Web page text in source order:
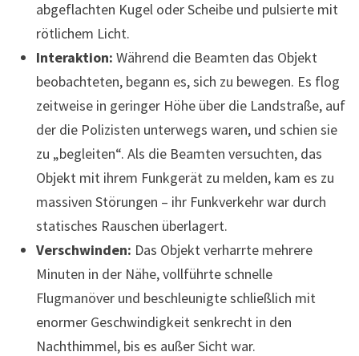
abgeflachten Kugel oder Scheibe und pulsierte mit
rötlichem Licht.
Interaktion: Während die Beamten das Objekt
beobachteten, begann es, sich zu bewegen. Es flog
zeitweise in geringer Höhe über die Landstraße, auf
der die Polizisten unterwegs waren, und schien sie
zu „begleiten“. Als die Beamten versuchten, das
Objekt mit ihrem Funkgerät zu melden, kam es zu
massiven Störungen – ihr Funkverkehr war durch
statisches Rauschen überlagert.
Verschwinden: Das Objekt verharrte mehrere
Minuten in der Nähe, vollführte schnelle
Flugmanöver und beschleunigte schließlich mit
enormer Geschwindigkeit senkrecht in den
Nachthimmel, bis es außer Sicht war.